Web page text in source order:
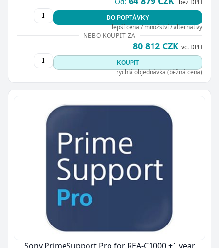
bez DPH
DO POPTÁVKY
lepší cena / množství / alternativy
NEBO KOUPIT ZA
80 812 CZK vč. DPH
KOUPIT
rychlá objednávka (běžná cena)
Sony PrimeSupport Pro for REA-C1000 +1 year